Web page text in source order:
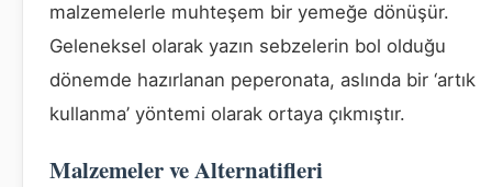
malzemelerle muhteşem bir yemeğe dönüşür.
Geleneksel olarak yazın sebzelerin bol olduğu
dönemde hazırlanan peperonata, aslında bir ‘artık
kullanma’ yöntemi olarak ortaya çıkmıştır.
Malzemeler ve Alternatifleri